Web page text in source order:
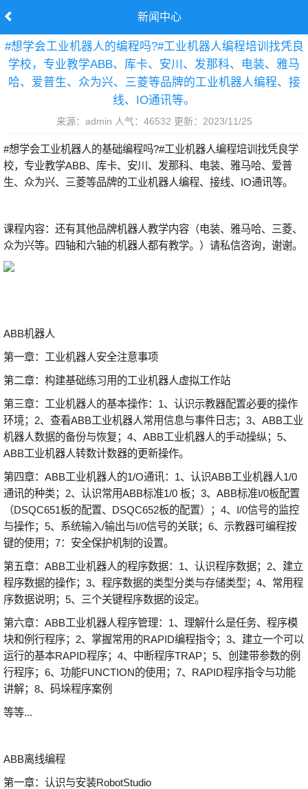
新闻中心
#想学会工业机器人的编程吗?#工业机器人编程培训找凭良
学校，专业教学ABB、库卡、安川、发那科、电装、雅马
哈、爱普生、众为兴、三菱等品牌的工业机器人编程、接
线、IO通讯等。
来源：admin 人气：46532 更新：2023/11/25
#想学会工业机器人的基础编程吗?#工业机器人编程培训找凭良学
校，专业教学ABB、库卡、安川、发那科、电装、雅马哈、爱普
生、众为兴、三菱等品牌的工业机器人编程、接线、IO通讯等。
课程内容：还有其他品牌机器人教学内容（电装、雅马哈、三菱、
众为兴等。四轴和六轴的机器人都有教学。）请私信咨询，谢谢。
ABB机器人
第一章：工业机器人安全注意事项
第二章：构建基础练习用的工业机器人虚拟工作站
第三章：工业机器人的基本操作：1、认识示教器配置必要的操作
环境；2、查看ABB工业机器人常用信息与事件日志；3、ABB工业
机器人数据的备份与恢复；4、ABB工业机器人的手动操纵；5、
ABB工业机器人转数计数器的更新操作。
第四章：ABB工业机器人的1/O通讯：1、认识ABB工业机器人1/0
通讯的种类；2、认识常用ABB标准1/0 板；3、ABB标准I/0板配置
（DSQC651板的配置、DSQC652板的配置）；4、I/0信号的监控
与操作；5、系统输入/输出与I/0信号的关联；6、示教器可编程按
键的使用；7：安全保护机制的设置。
第五章：ABB工业机器人的程序数据：1、认识程序数据；2、建立
程序数据的操作；3、程序数据的类型分类与存储类型；4、常用程
序数据说明；5、三个关键程序数据的设定。
第六章：ABB工业机器人程序管理：1、理解什么是任务、程序模
块和例行程序；2、掌握常用的RAPID编程指令；3、建立一个可以
运行的基本RAPID程序；4、中断程序TRAP；5、创建带参数的例
行程序；6、功能FUNCTION的使用；7、RAPID程序指令与功能
讲解；8、码垛程序案例
等等...
ABB离线编程
第一章：认识与安装RobotStudio